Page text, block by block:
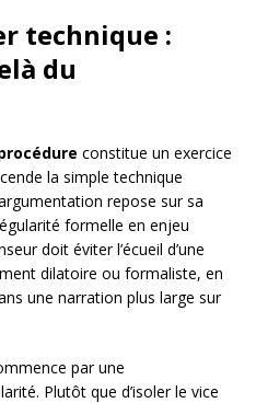
technique :
du
constitue un exercice
la simple technique
repose sur sa
formelle en enjeu
doit éviter l’écueil d’une
dilatoire ou formaliste, en
une narration plus large sur
par une
Plutôt que d’isoler le vice